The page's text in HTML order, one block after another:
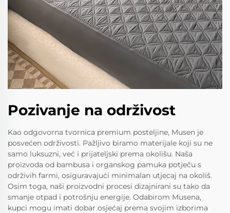
Pozivanje na održivost
Kao odgovorna tvornica premium posteljine, Musen je
posvećen održivosti. Pažljivo biramo materijale koji su ne
samo luksuzni, već i prijateljski prema okolišu. Naša
proizvoda od bambusa i organskog pamuka potječu s
održivih farmi, osiguravajući minimalan utjecaj na okoliš.
Osim toga, naši proizvodni procesi dizajnirani su tako da
smanje otpad i potrošnju energije. Odabirom Musena,
kupci mogu imati dobar osjećaj prema svojim izborima